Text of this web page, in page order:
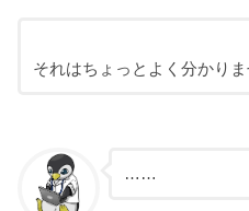
それはちょっとよく分かり
……